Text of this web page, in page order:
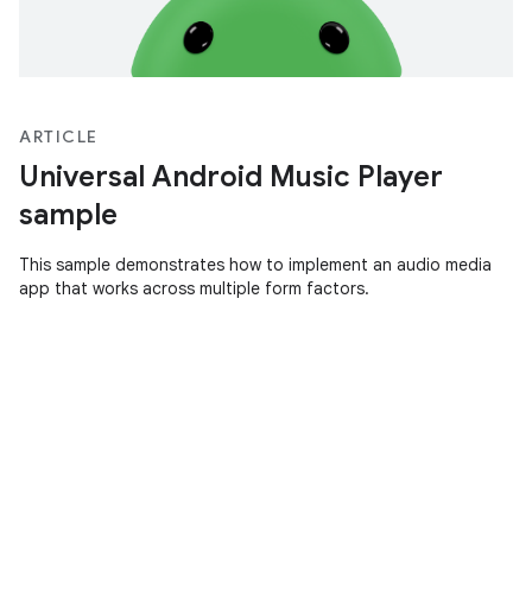
ARTICLE
Universal Android Music Player
sample
This sample demonstrates how to implement an audio media
app that works across multiple form factors.